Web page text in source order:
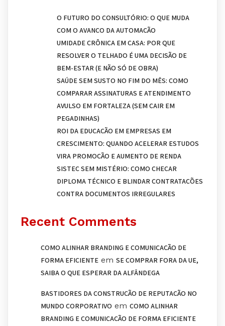
O FUTURO DO CONSULTÓRIO: O QUE MUDA
COM O AVANÇO DA AUTOMAÇÃO
UMIDADE CRÔNICA EM CASA: POR QUE
RESOLVER O TELHADO É UMA DECISÃO DE
BEM-ESTAR (E NÃO SÓ DE OBRA)
SAÚDE SEM SUSTO NO FIM DO MÊS: COMO
COMPARAR ASSINATURAS E ATENDIMENTO
AVULSO EM FORTALEZA (SEM CAIR EM
PEGADINHAS)
ROI DA EDUCAÇÃO EM EMPRESAS EM
CRESCIMENTO: QUANDO ACELERAR ESTUDOS
VIRA PROMOÇÃO E AUMENTO DE RENDA
SISTEC SEM MISTÉRIO: COMO CHECAR
DIPLOMA TÉCNICO E BLINDAR CONTRATAÇÕES
CONTRA DOCUMENTOS IRREGULARES
Recent Comments
COMO ALINHAR BRANDING E COMUNICAÇÃO DE
FORMA EFICIENTE em SE COMPRAR FORA DA UE,
SAIBA O QUE ESPERAR DA ALFÂNDEGA
BASTIDORES DA CONSTRUÇÃO DE REPUTAÇÃO NO
MUNDO CORPORATIVO em COMO ALINHAR
BRANDING E COMUNICAÇÃO DE FORMA EFICIENTE